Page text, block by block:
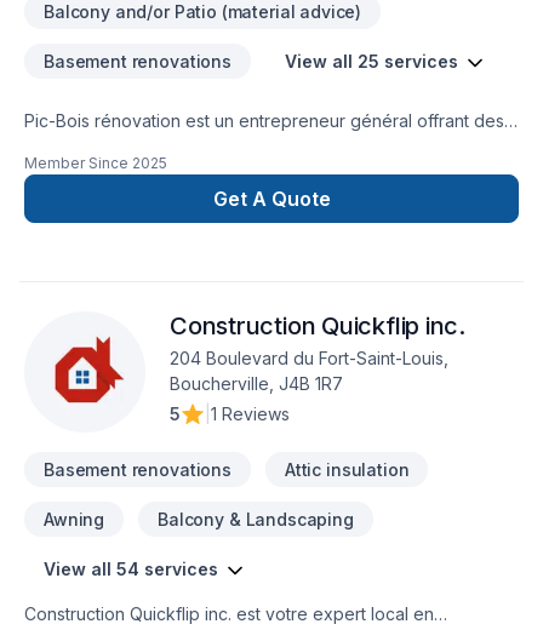
Balcony and/or Patio (material advice)
Basement renovations View all 25 services
Pic-Bois rénovation est un entrepreneur général offrant des
travaux. Notre objectif est d'offrir des services polyvalents,
abordables et de qualité aux résidents de Boucherville et les
environs.Appelez-nous pour une estimation sans frais et sans
Member Since 2025
Get A Quote
Construction Quickflip inc.
204 Boulevard du Fort-Saint-Louis,
Boucherville, J4B 1R7
5
1 Reviews
Basement renovations Attic insulation
Awning Balcony & Landscaping
View all 54 services
Construction Quickflip inc. est votre expert local en